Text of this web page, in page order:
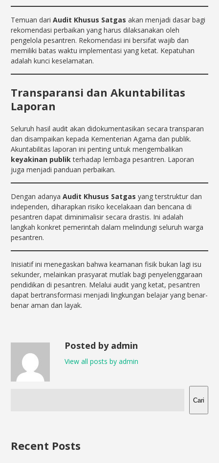
Temuan dariAudit Khusus Satgas akan menjadi dasar bagi
rekomendasi perbaikan yang harus dilaksanakan oleh
pengelola pesantren. Rekomendasi ini bersifat wajib dan
memiliki batas waktu implementasi yang ketat. Kepatuhan
adalah kunci keselamatan.
Transparansi dan Akuntabilitas
Laporan
Seluruh hasil audit akan didokumentasikan secara transparan
dan disampaikan kepada Kementerian Agama dan publik.
Akuntabilitas laporan ini penting untuk mengembalikan
keyakinan publikterhadap lembaga pesantren. Laporan
juga menjadi panduan perbaikan.
Dengan adanyaAudit Khusus Satgas yang terstruktur dan
independen, diharapkan risiko kecelakaan dan bencana di
pesantren dapat diminimalisir secara drastis. Ini adalah
langkah konkret pemerintah dalam melindungi seluruh warga
pesantren.
Inisiatif ini menegaskan bahwa keamanan fisik bukan lagi isu
sekunder, melainkan prasyarat mutlak bagi penyelenggaraan
pendidikan di pesantren. Melalui audit yang ketat, pesantren
dapat bertransformasi menjadi lingkungan belajar yang benar-
benar aman dan layak.
Posted by admin
View all posts by admin
Cari
Recent Posts